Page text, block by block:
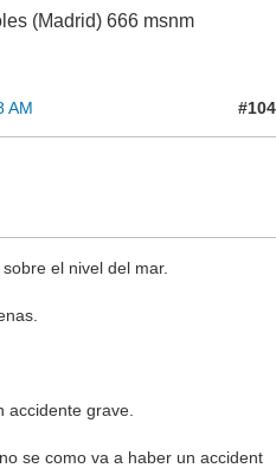
(Madrid) 666 msnm
AM #104
el nivel del mar.
accidente grave.
se como va a haber un accident